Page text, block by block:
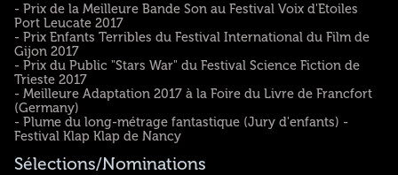
- Prix de la Meilleure Bande Son au Festival Voix d'Etoiles
Port Leucate 2017
- Prix Enfants Terribles du Festival International du Film de
Gijon 2017
- Prix du Public "Stars War" du Festival Science Fiction de
Trieste 2017
- Meilleure Adaptation 2017 à la Foire du Livre de Francfort
(Germany)
- Plume du long-métrage fantastique (Jury d'enfants) -
Festival Klap Klap de Nancy
Sélections/Nominations